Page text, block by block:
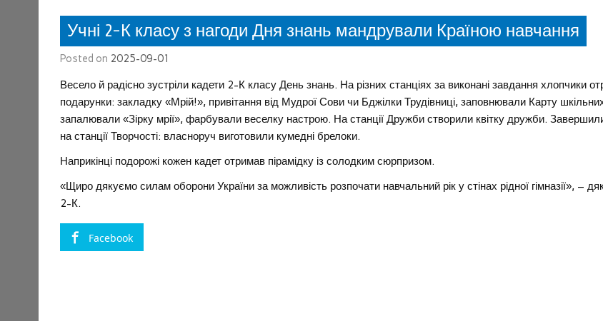
Учні 2-К класу з нагоди Дня знань мандрували Країною навчання
Posted on 2025-09-01
Весело й радісно зустріли кадети 2-К класу День знань. На різних станціях за виконані завдання хлопчики
подарунки: закладку «Мрій!», привітання від Мудрої Сови чи Бджілки Трудівниці, заповнювали Карту
запалювали «Зірку мрії», фарбували веселку настрою. На станції Дружби створили квітку дружби.
на станції Творчості: власноруч виготовили кумедні брелоки.
Наприкінці подорожі кожен кадет отримав пірамідку із солодким сюрпризом.
«Щиро дякуємо силам оборони України за можливість розпочати навчальний рік у стінах рідної гімназії», –
2-К.
Facebook